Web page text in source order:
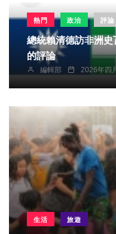
熱門 政治 評論
總統​賴清德訪非洲
的評論
編輯部 2026年四
生活 旅遊